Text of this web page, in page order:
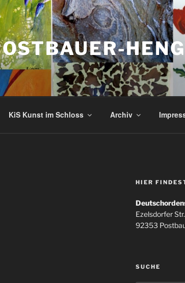
HENG
KiS Kunst im Schloss Archiv
HIER
Ezelsdorfer
92353
SUCHE